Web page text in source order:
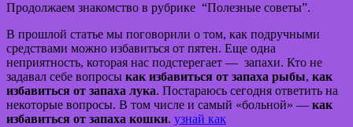
Продолжаем знакомство в рубрике “Полезные советы”.
В прошлой статье мы поговорили о том, как подручными
средствами можно избавиться от пятен. Еще одна
неприятность, которая нас подстерегает — запахи. Кто не
задавал себе вопросы как избавиться от запаха рыбы, как
избавиться от запаха лука. Постараюсь сегодня ответить на
некоторые вопросы. В том числе и самый «больной» — как
избавиться от запаха кошки. узнай как